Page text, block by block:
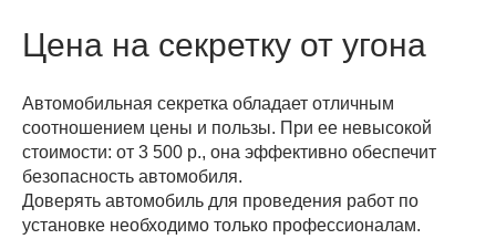
Цена на секретку от угона
Автомобильная секретка обладает отличным
соотношением цены и пользы. При ее невысокой
стоимости: от 3 500 р., она эффективно обеспечит
безопасность автомобиля.
Доверять автомобиль для проведения работ по
установке необходимо только профессионалам.